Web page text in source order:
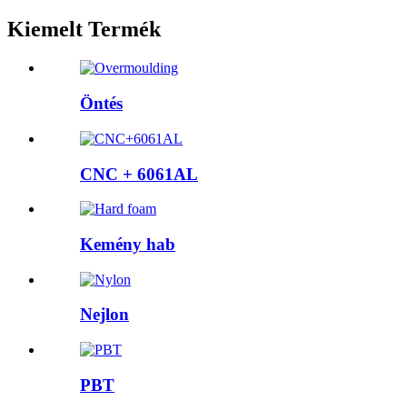
Kiemelt Termék
Öntés
CNC + 6061AL
Kemény hab
Nejlon
PBT